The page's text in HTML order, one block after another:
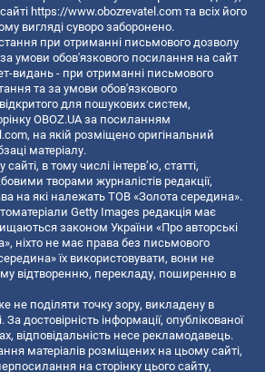
https://www.obozrevatel.com та всіх його
вигляді суворо заборонено.
при отриманні письмового дозволу
умови обов'язкового посилання на сайт
видань - при отриманні письмового
та за умови обов'язкового
для пошукових систем,
OBOZ.UA за посиланням
, на якій розміщено оригінальний
матеріалу.
в тому числі інтерв’ю, статті,
творами журналістів редакції,
на які належать ТОВ «Золота середина».
Getty Images редакція має
законом України «Про авторські
ніхто не має права без письмового
їх використовувати, вони не
відтворенню, перекладу, поширенню в
не поділяти точку зору, викладену в
достовірність інформації, опублікованої
відповідальність несе рекламодавець.
матеріалів розміщених на цьому сайті,
на сторінку цього сайту,